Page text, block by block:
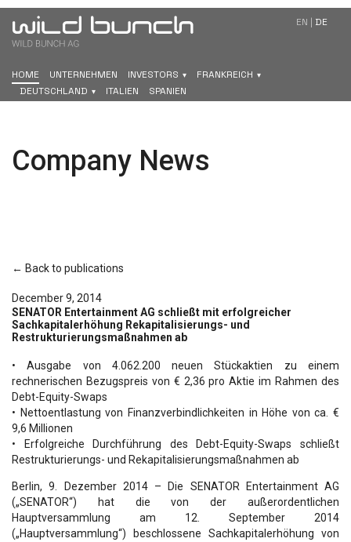
HOME UNTERNEHMEN INVESTORS
FRANKREICH
DEUTSCHLAND
ITALIEN SPANIEN
EN | DE
Company News
← Back to publications
December 9, 2014
SENATOR Entertainment AG schließt mit erfolgreicher
Sachkapitalerhöhung Rekapitalisierungs- und
Restrukturierungsmaßnahmen ab
• Ausgabe von 4.062.200 neuen Stückaktien zu einem
rechnerischen Bezugspreis von € 2,36 pro Aktie im Rahmen des
Debt-Equity-Swaps
• Nettoentlastung von Finanzverbindlichkeiten in Höhe von ca. €
9,6 Millionen
• Erfolgreiche Durchführung des Debt-Equity-Swaps schließt
Restrukturierungs- und Rekapitalisierungsmaßnahmen ab
Berlin, 9. Dezember 2014 – Die SENATOR Entertainment AG
(„SENATOR“) hat die von der außerordentlichen
Hauptversammlung am 12. September 2014
(„Hauptversammlung“) beschlossene Sachkapitalerhöhung von